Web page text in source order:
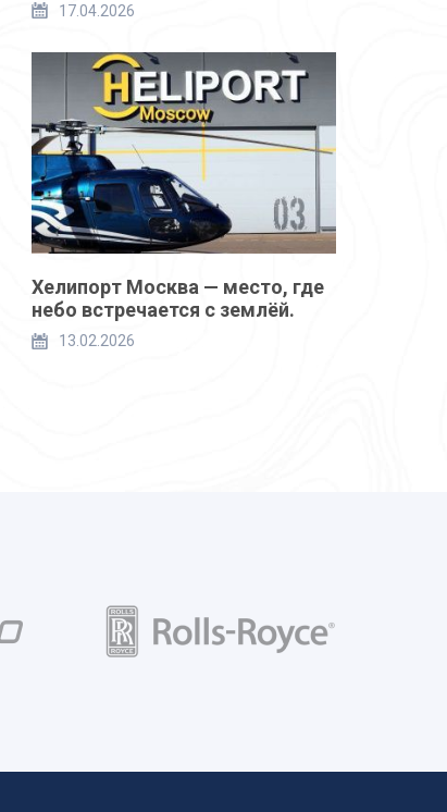
17.04.2026
Хелипорт Москва — место, где
небо встречается с землёй.
13.02.2026